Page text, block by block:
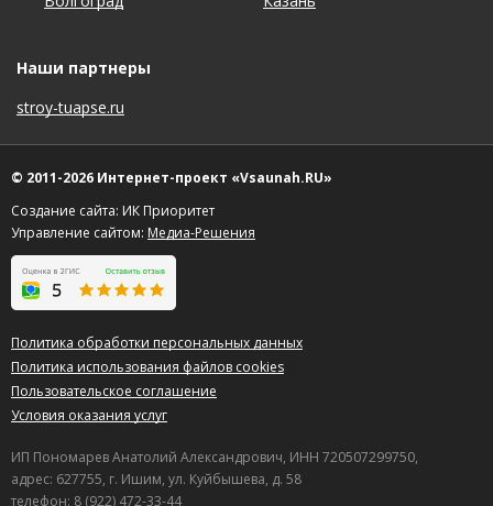
Наши партнеры
stroy-tuapse.ru
© 2011-2026 Интернет-проект «Vsaunah.RU»
Создание сайта: ИК Приоритет
Управление сайтом: Медиа-Решения
Политика обработки персональных данных
Политика использования файлов cookies
Пользовательское соглашение
Условия оказания услуг
ИП Пономарев Анатолий Александрович, ИНН 720507299750,
адрес: 627755, г. Ишим, ул. Куйбышева, д. 58
телефон: 8 (922) 472-33-44